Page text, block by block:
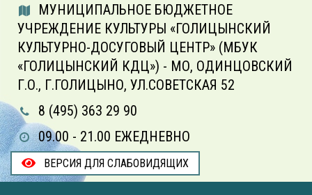
МУНИЦИПАЛЬНОЕ БЮДЖЕТНОЕ
УЧРЕЖДЕНИЕ КУЛЬТУРЫ «ГОЛИЦЫНСКИЙ
КУЛЬТУРНО-ДОСУГОВЫЙ ЦЕНТР» (МБУК
«ГОЛИЦЫНСКИЙ КДЦ») - МО, ОДИНЦОВСКИЙ
Г.О., Г.ГОЛИЦЫНО, УЛ.СОВЕТСКАЯ 52
8 (495) 363 29 90
09.00 - 21.00 ЕЖЕДНЕВНО
ВЕРСИЯ ДЛЯ СЛАБОВИДЯЩИХ